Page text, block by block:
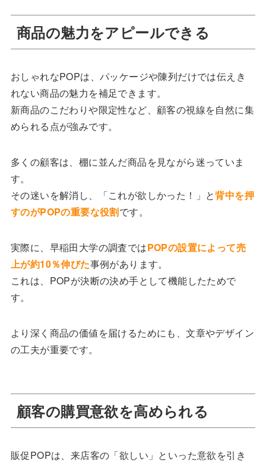
商品の魅力をアピールできる
おしゃれなPOPは、パッケージや陳列だけでは伝えき
れない商品の魅力を補足できます。
新商品のこだわりや限定性など、顧客の視線を自然に集
められる点が強みです。
多くの顧客は、棚に並んだ商品を見ながら迷っていま
す。
その迷いを解消し、「これが欲しかった！」と背中を押
すのがPOPの重要な役割です。
実際に、早稲田大学の調査ではPOPの設置によって売
上が約10％伸びた事例があります。
これは、POPが決断の決め手として機能したためで
す。
より深く商品の価値を届けるためにも、文章やデザイン
の工夫が重要です。
顧客の購買意欲を高められる
販促POPは、来店客の「欲しい」といった意欲を引き